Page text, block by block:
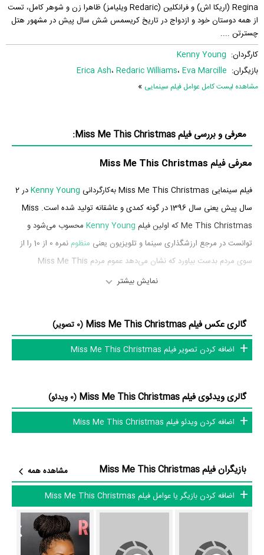
Regina (اریکا اش) و فرانکلین (Redaric ویلیامز) ظاهرا زن و شوهر کامل، تست
از همه دوستان خود و ازدواج در تاریخ کریسمس شش سال پیش در مشهور هتل
چسترتن ....
کارگردان: Kenny Young
بازیگران:
Erica Ash، Redaric Williams، Eva Marcille
مشاهده لیست کامل عوامل فیلم سینمایی »
معرفی و بررسی فیلم Miss Me This Christmas:
معرفی فیلم Miss Me This Christmas
فیلم سینمایی Miss Me This Christmas به‌کارگردانی Kenny Young
در 2
سال پیش یعنی سال 1396 در گونه کمدی و عاشقانه تولید شده است. Miss
Me This Christmas که اولین فیلم
Kenny Young محسوب می‌شود و
توانست در مرجع ارزشگذاری سینما و تلویزیون یعنی منظوم
نمره 0 از 10 را از
سوی مردم بدست بیاورد که نشان می‌دهد عموم مردم Miss Me This
بازیگران فیلم Miss Me This Christmas چه کسانی هستند؟ در Miss Me
This Christmas بازیگرانی چون
Erica Ashدر نقش Regina Young،
Nathan Davis Jr.در نقش Thomas Wallace،Mykel Shannon
Jenkinsدر نقش Chris Dunn و Christiana Leucas
می‌توان Miss Me This Christmas را یک اثر پربازیگر عنوان کرد. از
این‌لحاظ کارگردانی فیلم Miss Me This Christmas باتوجه به بازی گرفتن از
این تعداد بازیگر و مدیریت آنها کار بسیار دشواری بوده است؛ باید بررسی کرد
به‌عنوان کارگردان و به‌عنوان بازیگردان و همچنین تیم
بازیگری Miss Me This Christmas توانسته‌اند در این زمینه موفق باشند و
نمایش بیشتر
گالری عکس فیلم Miss Me This Christmas
(0 تصویر)
اضافه کردن تصویر فیلم Miss Me This Christmas
گالری ویدئوی فیلم Miss Me This Christmas
(0 ویدئو)
اضافه کردن ویدئو فیلم Miss Me This Christmas
بازیگران فیلم Miss Me This Christmas
مشاهده همه
اضافه کردن بازیگر یا عوامل فیلم Miss Me This Christmas